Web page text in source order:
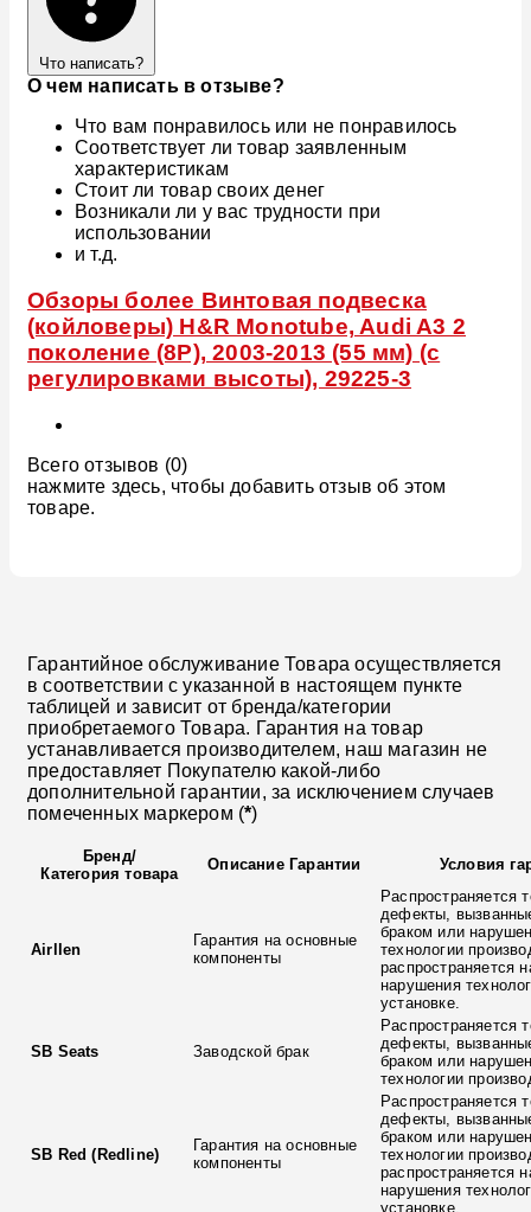
Что написать?
О чем написать в отзыве?
Что вам понравилось или не понравилось
Соответствует ли товар заявленным
характеристикам
Стоит ли товар своих денег
Возникали ли у вас трудности при
использовании
и т.д.
Обзоры более Винтовая подвеска
(койловеры) H&R Monotube, Audi A3 2
поколение (8P), 2003-2013 (55 мм) (с
регулировками высоты), 29225-3
Всего отзывов (0)
нажмите здесь, чтобы добавить отзыв об этом
товаре.
Гарантийное обслуживание Товара осуществляется
в соответствии с указанной в настоящем пункте
таблицей и зависит от бренда/категории
приобретаемого Товара. Гарантия на товар
устанавливается производителем, наш магазин не
предоставляет Покупателю какой-либо
дополнительной гарантии, за исключением случаев
помеченных маркером (*)
Бренд/
Категория товара
Описание Гарантии Условия
Airllen
Гарантия на основные
компоненты
Распространяется
дефекты,
браком или
технологии
распространяется
нарушения
установке.
SB Seats Заводской брак
Распространяется
дефекты,
браком или
технологии
SB Red (Redline)
Гарантия на основные
компоненты
Распространяется
дефекты,
браком или
технологии
распространяется
нарушения
установке.